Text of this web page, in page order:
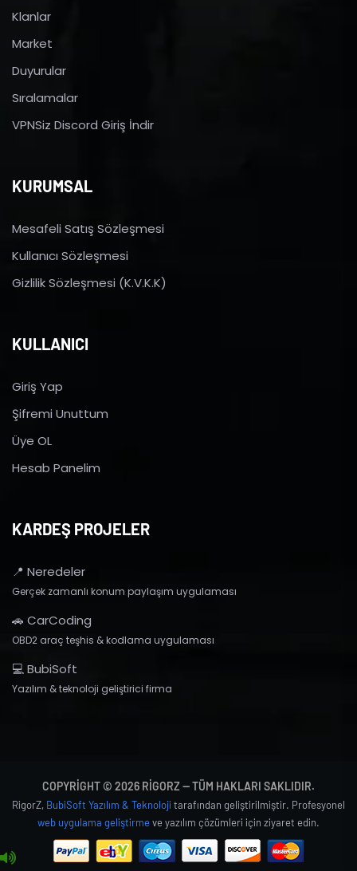
Klanlar
Market
Duyurular
Sıralamalar
VPNSiz Discord Giriş İndir
KURUMSAL
Mesafeli Satış Sözleşmesi
Kullanıcı Sözleşmesi
Gizlilik Sözleşmesi (K.V.K.K)
KULLANICI
Giriş Yap
Şifremi Unuttum
Üye OL
Hesab Panelim
KARDEŞ PROJELER
📍 Neredeler
Gerçek zamanlı konum paylaşım uygulaması
🚗 CarCoding
OBD2 araç teşhis & kodlama uygulaması
💻 BubiSoft
Yazılım & teknoloji geliştirici firma
COPYRIGHT © 2026 RIGORZ — TÜM HAKLARI SAKLIDIR.
RigorZ, BubiSoft Yazılım & Teknoloji tarafından geliştirilmiştir. Profesyonel
web uygulama geliştirmeve yazılım çözümleri için ziyaret edin.